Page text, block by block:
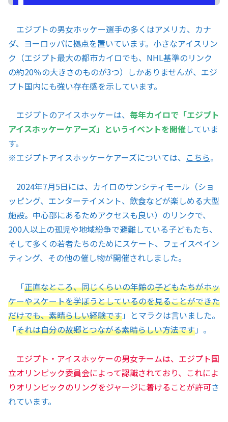
エジプトの男女ホッケー選手の多くはアメリカ、カナ
ダ、ヨーロッパに拠点を置いています。小さなアイスリン
ク（エジプト最大の都市カイロでも、NHL基準のリンク
の約20％の大きさのものが3つ）しかありませんが、エジ
プト国内にも強い存在感を示しています。
エジプトのアイスホッケーは、 毎年カイロで「エジプト
アイスホッケーケアーズ」というイベントを開催していま
す。
※エジプトアイスホッケーケアーズについては、 こちら。
2024年7月5日には、カイロのサンシティモール（ショ
ッピング、エンターテイメント、飲食などが楽しめる大型
施設。中心部にあるためアクセスも良い）のリンクで、
200人以上の孤児や地域紛争で避難している子どもたち、
そして多くの若者たちのためにスケート、フェイスペイン
ティング、その他の催し物が開催されしました。
「正直なところ、同じくらいの年齢の子どもたちがホッ
ケーやスケートを学ぼうとしているのを見ることができた
だけでも、素晴らしい経験です」とマラクは言いました。
「それは自分の故郷とつながる素晴らしい方法です」。
エジプト・アイスホッケーの男女チームは、エジプト国
立オリンピック委員会によって認識されており、これによ
りオリンピックのリングをジャージに着けることが許可さ
れています。